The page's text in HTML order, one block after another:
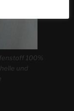
100%
und